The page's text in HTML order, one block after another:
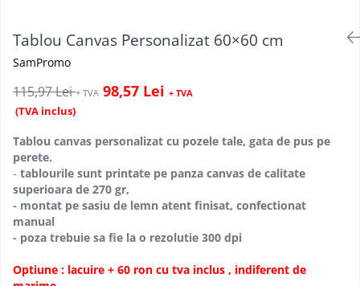
Tablou Canvas Personalizat 60×60 cm
SamPromo
115,97 Lei+ TVA 98,57 Lei + TVA
(TVA inclus)
Tablou canvas personalizat cu pozele tale, gata de pus pe
perete.
- tablourile sunt printate pe panza canvas de calitate
superioara de 270 gr,
- montat pe sasiu de lemn atent finisat, confectionat
manual
- poza trebuie sa fie la o rezolutie 300 dpi
Optiune : lacuire + 60 ron cu tva inclus , indiferent de